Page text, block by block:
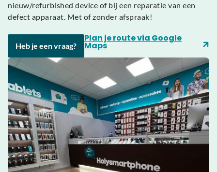
nieuw/refurbished device of bij een reparatie van een
defect apparaat. Met of zonder afspraak!
Heb je een vraag?
Plan je route via Google
Maps